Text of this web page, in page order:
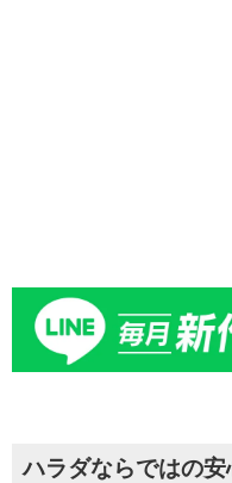
ハラダならではの安